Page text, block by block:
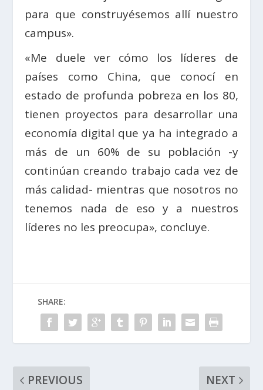
para que construyésemos allí nuestro
campus».
«Me duele ver cómo los líderes de
países como China, que conocí en
estado de profunda pobreza en los 80,
tienen proyectos para desarrollar una
economía digital que ya ha integrado a
más de un 60% de su población -y
continúan creando trabajo cada vez de
más calidad- mientras que nosotros no
tenemos nada de eso y a nuestros
líderes no les preocupa», concluye.
SHARE:
PREVIOUS
NEXT